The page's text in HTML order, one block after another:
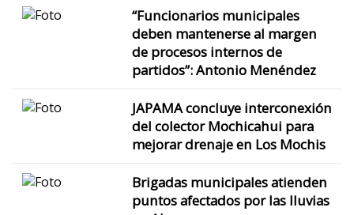
“Funcionarios municipales
deben mantenerse al margen
de procesos internos de
partidos”: Antonio Menéndez
JAPAMA concluye interconexión
del colector Mochicahui para
mejorar drenaje en Los Mochis
Brigadas municipales atienden
puntos afectados por las lluvias